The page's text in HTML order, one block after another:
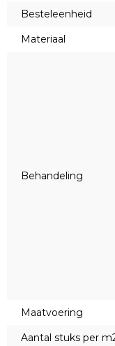
Besteleenheid
Materiaal
Behandeling
Maatvoering
Aantal stuks per